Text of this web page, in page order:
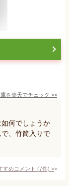
を楽天でチェック >>
何でしょうか
、竹筒入りで
すめコメント (7件) >